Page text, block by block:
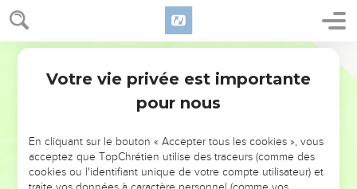
NE MANQUEZ PAS L’ÉVÉNEMENT
DE L’ANNÉE !
ET SI LEURS ERREURS POUVAIENT VOUS ÉVITER LES
Votre vie privée est importante
pour nous
En cliquant sur le bouton « Accepter tous les cookies », vous
acceptez que TopChrétien utilise des traceurs (comme des
cookies ou l'identifiant unique de votre compte utilisateur) et